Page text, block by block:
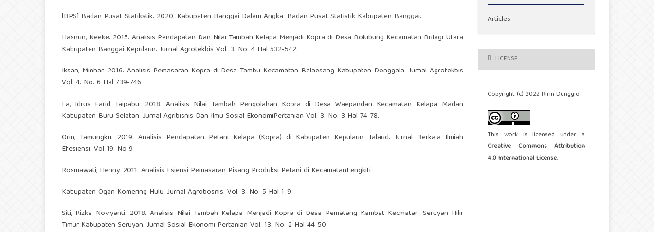
[BPS] Badan Pusat Statikstik. 2020. Kabupaten Banggai Dalam Angka. Badan Pusat Statistik Kabupaten Banggai.
Hasnun, Neeke. 2015. Analisis Pendapatan Dan Nilai Tambah Kelapa Menjadi Kopra di Desa Bolubung Kecamatan Bulagi Utara
Kabupaten Banggai Kepulaun. Jurnal Agrotekbis Vol. 3. No. 4 Hal 532-542.
Iksan, Minhar. 2016. Analisis Pemasaran Kopra di Desa Tambu Kecamatan Balaesang Kabupaten Donggala. Jurnal Agrotekbis
Vol. 4. No. 6 Hal 739-746
La, Idrus Farid Taipabu. 2018. Analisis Nilai Tambah Pengolahan Kopra di Desa Waepandan Kecamatan Kelapa Madan
Kabupaten Buru Selatan. Jurnal Agribisnis Dan Ilmu Sosial EkonomiPertanian Vol. 3. No. 3 Hal 74-78.
Orin, Tamungku. 2019. Analisis Pendapatan Petani Kelapa (Kopra) di Kabupaten Kepulaun Talaud. Jurnal Berkala Ilmiah
Efesiensi. Vol 19. No 9
Rosmawati, Henny. 2011. Analisis Esiensi Pemasaran Pisang Produksi Petani di KecamatanLengkiti
Kabupaten Ogan Komering Hulu. Jurnal Agrobosnis. Vol. 3. No. 5 Hal 1-9
Siti, Rizka Noviyanti. 2018. Analisis Nilai Tambah Kelapa Menjadi Kopra di Desa Pematang Kambat Kecmatan Seruyan Hilir
Timur Kabupaten Seruyan. Jurnal Sosial Ekonomi Pertanian Vol. 13. No. 2 Hal 44-50
Articles
LICENSE
Copyright (c) 2022 Ririn Dunggio
This work is licensed under a
Creative Commons Attribution
4.0 International License.